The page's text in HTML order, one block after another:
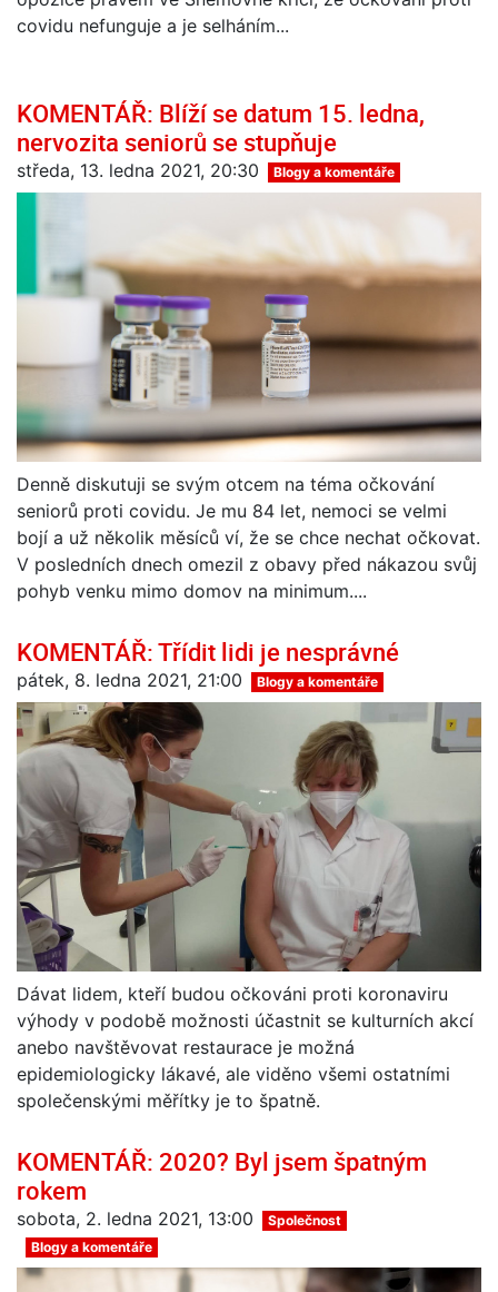
covidu nefunguje a je selháním...
KOMENTÁŘ: Blíží se datum 15. ledna,
nervozita seniorů se stupňuje
středa, 13. ledna 2021, 20:30 Blogy a komentáře
Denně diskutuji se svým otcem na téma očkování
seniorů proti covidu. Je mu 84 let, nemoci se velmi
bojí a už několik měsíců ví, že se chce nechat očkovat.
V posledních dnech omezil z obavy před nákazou svůj
pohyb venku mimo domov na minimum....
KOMENTÁŘ: Třídit lidi je nesprávné
pátek, 8. ledna 2021, 21:00 Blogy a komentáře
Dávat lidem, kteří budou očkováni proti koronaviru
výhody v podobě možnosti účastnit se kulturních akcí
anebo navštěvovat restaurace je možná
epidemiologicky lákavé, ale viděno všemi ostatními
společenskými měřítky je to špatně.
KOMENTÁŘ: 2020? Byl jsem špatným
rokem
sobota, 2. ledna 2021, 13:00
Společnost
Blogy a komentáře